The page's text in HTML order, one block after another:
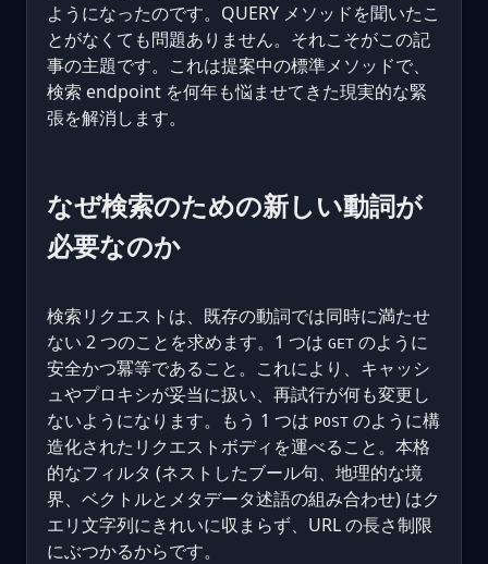
ようになったのです。QUERY メソッドを聞いたこ
とがなくても問題ありません。それこそがこの記
事の主題です。これは提案中の標準メソッドで、
検索 endpoint を何年も悩ませてきた現実的な緊
張を解消します。
なぜ検索のための新しい動詞が
必要なのか
検索リクエストは、既存の動詞では同時に満たせ
ない 2 つのことを求めます。1 つは GET のように
安全かつ冪等であること。これにより、キャッシ
ュやプロキシが妥当に扱い、再試行が何も変更し
ないようになります。もう 1 つは POST のように構
造化されたリクエストボディを運べること。本格
的なフィルタ (ネストしたブール句、地理的な境
界、ベクトルとメタデータ述語の組み合わせ) はク
エリ文字列にきれいに収まらず、URL の長さ制限
にぶつかるからです。